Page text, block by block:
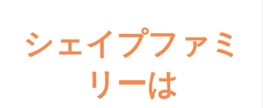
シェイプファミ
リーは